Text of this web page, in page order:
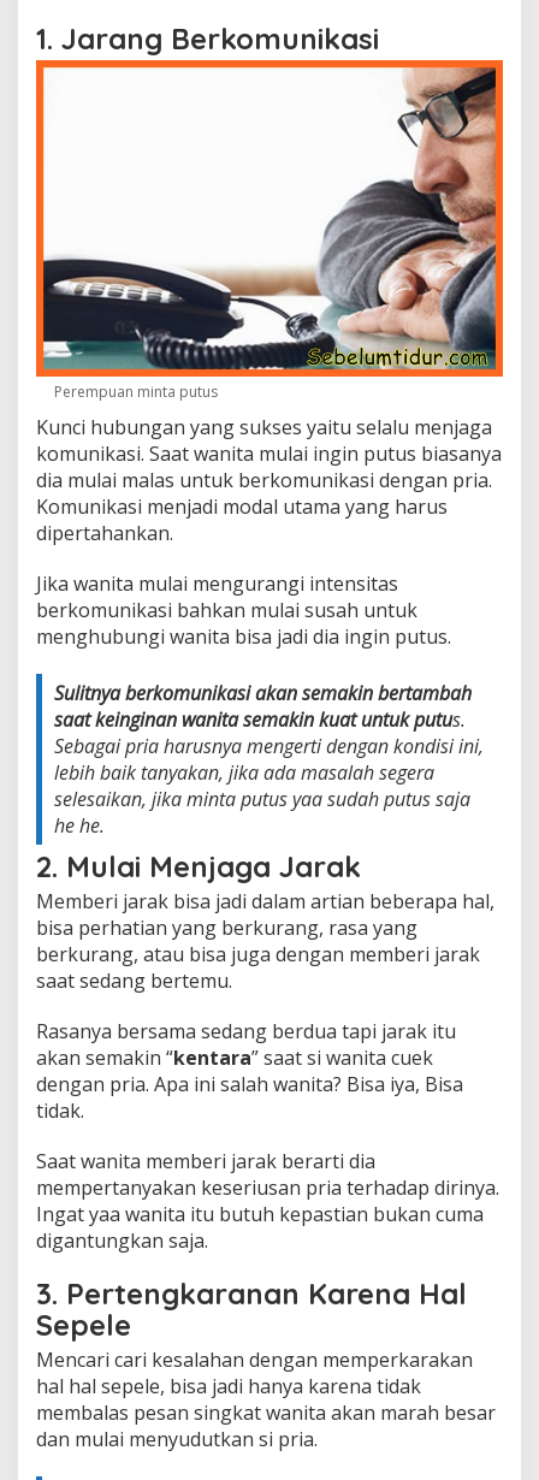
1. Jarang Berkomunikasi
Perempuan minta putus
Kunci hubungan yang sukses yaitu selalu menjaga
komunikasi. Saat wanita mulai ingin putus biasanya
dia mulai malas untuk berkomunikasi dengan pria.
Komunikasi menjadi modal utama yang harus
dipertahankan.
Jika wanita mulai mengurangi intensitas
berkomunikasi bahkan mulai susah untuk
menghubungi wanita bisa jadi dia ingin putus.
Sulitnya berkomunikasi akan semakin bertambah
saat keinginan wanita semakin kuat untuk putus.
Sebagai pria harusnya mengerti dengan kondisi ini,
lebih baik tanyakan, jika ada masalah segera
selesaikan, jika minta putus yaa sudah putus saja
he he.
2. Mulai Menjaga Jarak
Memberi jarak bisa jadi dalam artian beberapa hal,
bisa perhatian yang berkurang, rasa yang
berkurang, atau bisa juga dengan memberi jarak
saat sedang bertemu.
Rasanya bersama sedang berdua tapi jarak itu
akan semakin “kentara” saat si wanita cuek
dengan pria. Apa ini salah wanita? Bisa iya, Bisa
tidak.
Saat wanita memberi jarak berarti dia
mempertanyakan keseriusan pria terhadap dirinya.
Ingat yaa wanita itu butuh kepastian bukan cuma
digantungkan saja.
3. Pertengkaranan Karena Hal
Sepele
Mencari cari kesalahan dengan memperkarakan
hal hal sepele, bisa jadi hanya karena tidak
membalas pesan singkat wanita akan marah besar
dan mulai menyudutkan si pria.